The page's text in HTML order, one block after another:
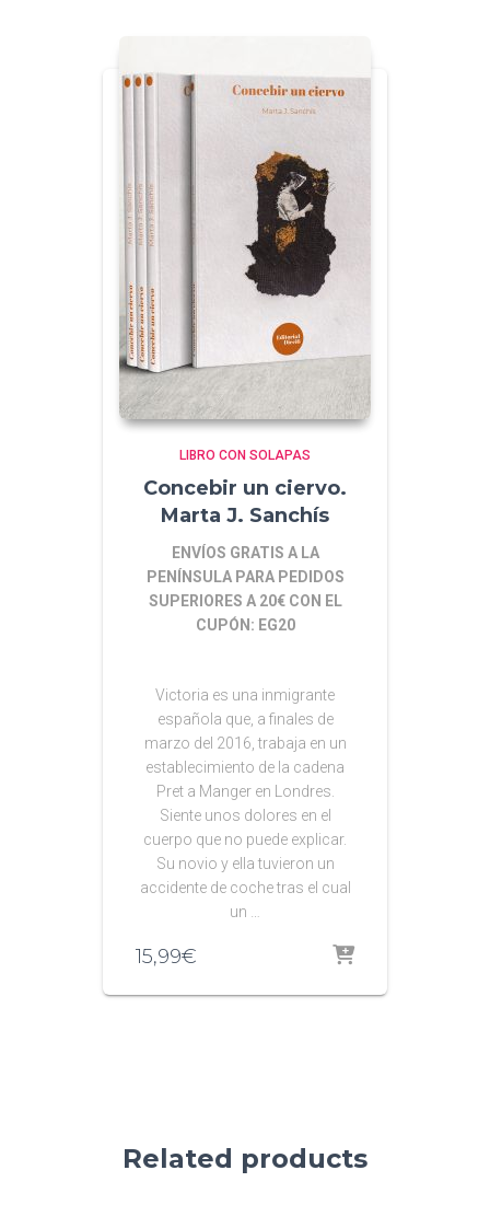
LIBRO CON SOLAPAS
Concebir un ciervo.
Marta J. Sanchís
ENVÍOS GRATIS A LA
PENÍNSULA PARA PEDIDOS
SUPERIORES A 20€ CON EL
CUPÓN: EG20
Victoria es una inmigrante
española que, a finales de
marzo del 2016, trabaja en un
establecimiento de la cadena
Pret a Manger en Londres.
Siente unos dolores en el
cuerpo que no puede explicar.
Su novio y ella tuvieron un
accidente de coche tras el cual
un …
15,99€
Related products